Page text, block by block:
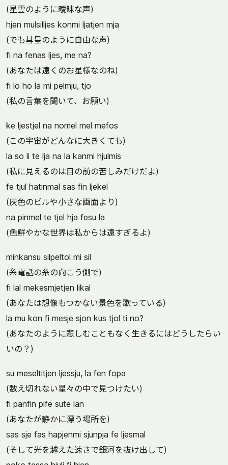
(星雲のように曖昧な声)
hjen mulsilljes konmi ljatjen mja
(でも彗星のように自由な声)
fi na fenas ljes, me na?
(あなたは遠くのお星様なのね)
fi lo ho la mi pelmju, tjo
(私の言葉を聞いて、お願い)
ke ljestjel na nomel mel mefos
(この宇宙がどんなに大きくても)
la so li te lja na la kanmi hjulmis
(私に見えるのは目の前の苦しみだけだよ)
fe tjul hatinmal sas fin ljekel
(灰色のビルや小さな画面より)
na pinmel te tjel hja fesu la
(色鮮やかな世界は私からは遠すぎるよ)
minkansu silpeltol mi sil
(糸電話の糸の向こう側で)
fi lal mekesmjetjen likal
(あなたは想像もつかない景色を歌っている)
la mu kon fi mesje sjon kus tjol ti no?
(あなたのように悲しむこともなく生きるにはどうしたらい
いの？)
su meseltitjen ljessju, la fen fopa
(数え切れない星々の中で見つけたい)
fi panfin pife sute lan
(あなたが静かに漂う場所を)
sas sje fas hapjenmi sjunpja fe ljesmal
(そして光を越えた速さで銀河を抜け出して)